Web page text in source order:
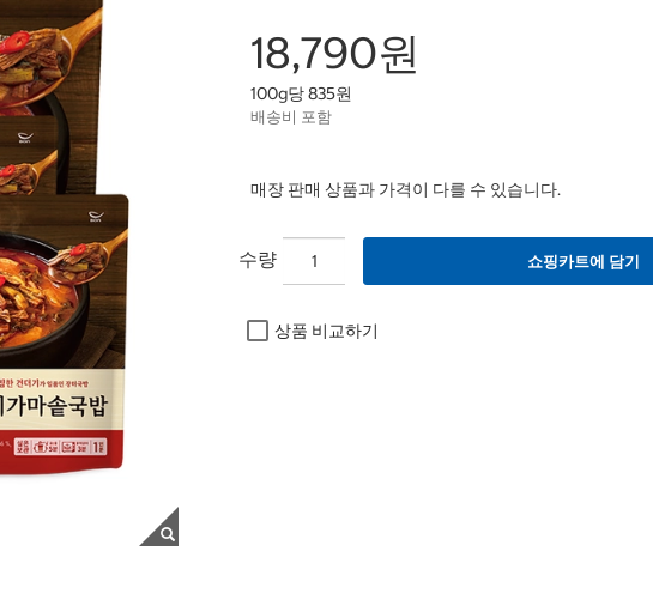
18,790원
100g당 835원
배송비 포함
매장 판매 상품과 가격이 다를 수 있습니다.
수량 쇼핑카트에 담기
상품 비교하기